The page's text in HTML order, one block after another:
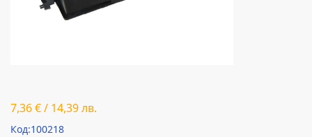
7,36€/ 14,39лв.
Код:100218